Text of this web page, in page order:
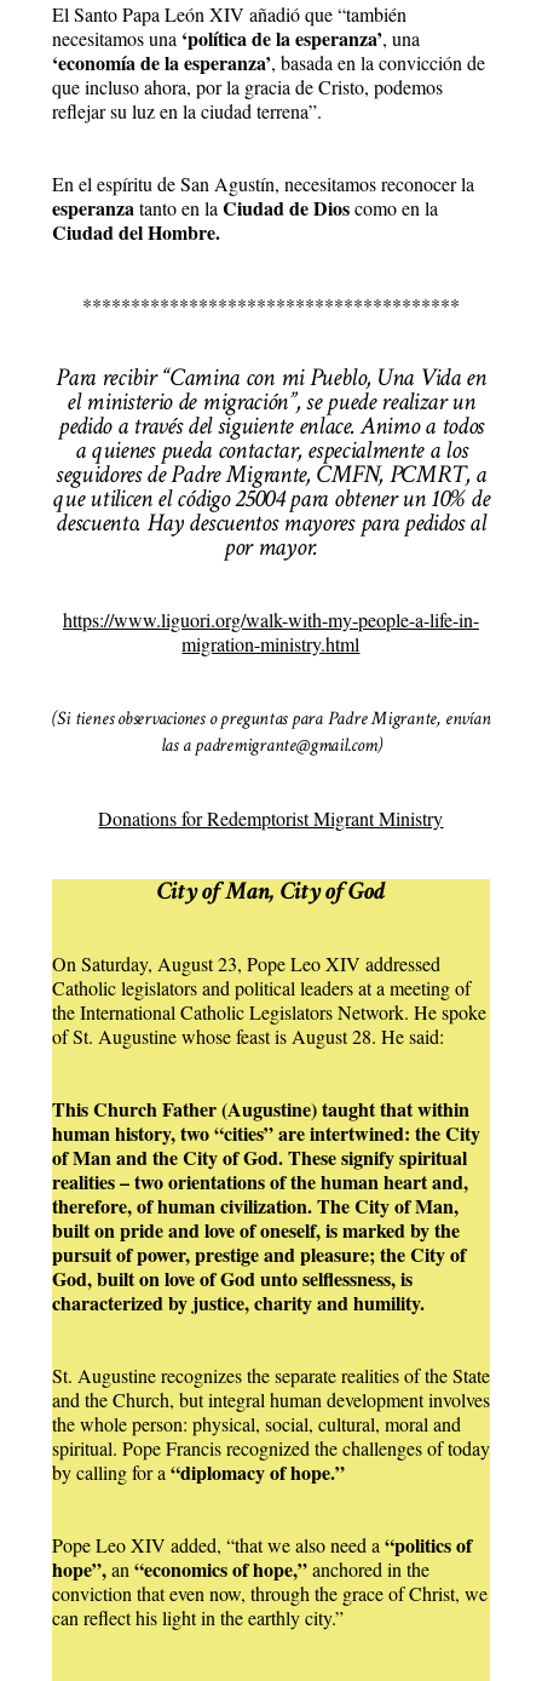
El Santo Papa León XIV añadió que “también
necesitamos una ‘política de la esperanza’, una
‘economía de la esperanza’, basada en la convicción de
que incluso ahora, por la gracia de Cristo, podemos
reflejar su luz en la ciudad terrena”.
En el espíritu de San Agustín, necesitamos reconocer la
esperanzatanto en laCiudad de Dioscomo en la
Ciudad del Hombre.
***************************************
Para recibir “Camina con mi Pueblo, Una Vida en
el ministerio de migración”, se puede realizar un
pedido a través del siguiente enlace. Animo a todos
a quienes pueda contactar, especialmente a los
seguidores de Padre Migrante, CMFN, PCMRT, a
que utilicen el código 25004 para obtener un 10% de
descuento. Hay descuentos mayores para pedidos al
por mayor.
https://www.liguori.org/walk-with-my-people-a-life-in-
migration-ministry.html
(Si tienes observaciones o preguntas para Padre Migrante, envían
las a padremigrante@gmail.com)
Donations for Redemptorist Migrant Ministry
City of Man, City of God
On Saturday, August 23, Pope Leo XIV addressed
Catholic legislators and political leaders at a meeting of
the International Catholic Legislators Network. He spoke
of St. Augustine whose feast is August 28. He said:
This Church Father (Augustine) taught that within
human history, two “cities” are intertwined: the City
of Man and the City of God. These signify spiritual
realities – two orientations of the human heart and,
therefore, of human civilization. The City of Man,
built on pride and love of oneself, is marked by the
pursuit of power, prestige and pleasure; the City of
God, built on love of God unto selflessness, is
characterized by justice, charity and humility.
St. Augustine recognizes the separate realities of the State
and the Church, but integral human development involves
the whole person: physical, social, cultural, moral and
spiritual. Pope Francis recognized the challenges of today
by calling for a“diplomacy of hope.”
Pope Leo XIV added, “that we also need a“politics of
hope”,an“economics of hope,”anchored in the
conviction that even now, through the grace of Christ, we
can reflect his light in the earthly city.”